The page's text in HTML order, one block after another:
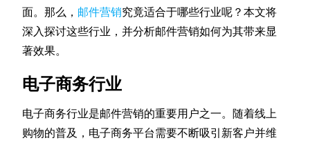
面。那么， 邮件营销究竟适合于哪些行业呢？本文将
深入探讨这些行业，并分析邮件营销如何为其带来显
著效果。
电子商务行业
电子商务行业是邮件营销的重要用户之一。随着线上
购物的普及，电子商务平台需要不断吸引新客户并维